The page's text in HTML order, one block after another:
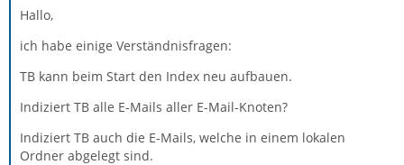
Hallo,
ich habe einige Verständnisfragen:
TB kann beim Start den Index neu aufbauen.
Indiziert TB alle E-Mails aller E-Mail-Knoten?
Indiziert TB auch die E-Mails, welche in einem lokalen
Ordner abgelegt sind.